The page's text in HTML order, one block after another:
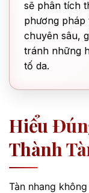
sẽ phân tích
phương pháp
chuyên sâu,
tránh những
tố da.
Hiểu
Thành
Tàn nhang